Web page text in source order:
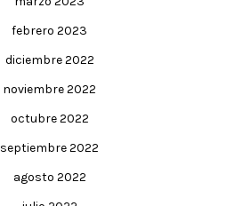
febrero 2023
diciembre 2022
noviembre 2022
octubre 2022
septiembre 2022
agosto 2022